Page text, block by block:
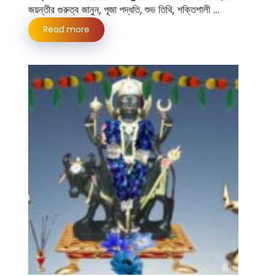
জয়ন্তীর গুরুত্ব জানুন, পূজা পদ্ধতি, শুভ তিথি, শক্তিশালী …
Read more